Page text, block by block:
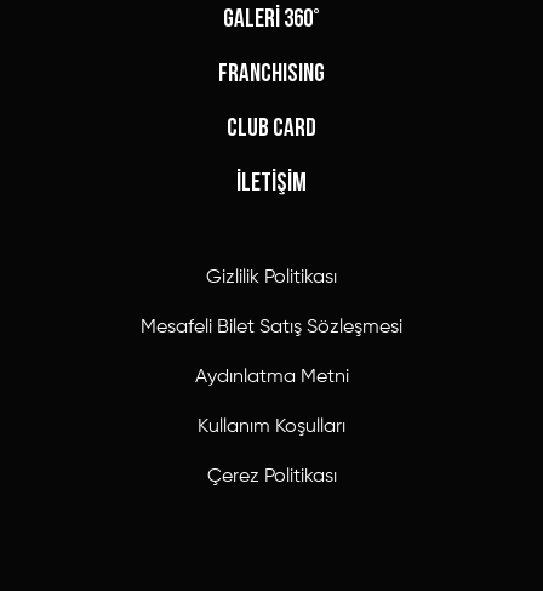
GALERİ 360°
FRANCHISING
CLUB CARD
İLETİŞİM
Gizlilik Politikası
Mesafeli Bilet Satış Sözleşmesi
Aydınlatma Metni
Kullanım Koşulları
Çerez Politikası